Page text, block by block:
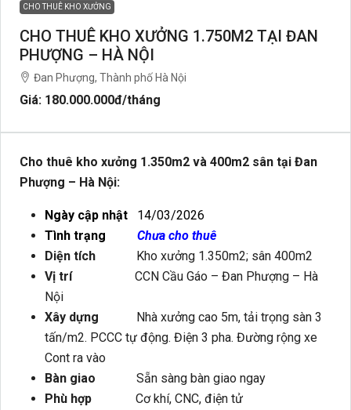
CHO THUÊ KHO XƯỞNG
CHO THUÊ KHO XƯỞNG 1.750M2 TẠI ĐAN
PHƯỢNG – HÀ NỘI
Đan Phượng, Thành phố Hà Nội
Giá: 180.000.000đ/tháng
Cho thuê kho xưởng 1.350m2 và 400m2 sân tại Đan
Phượng – Hà Nội:
Ngày cập nhật 14/03/2026
Tình trạng
Chưa cho thuê
Diện tích
Kho xưởng 1.350m2; sân 400m2
Vị trí
CCN Cầu Gáo – Đan Phượng – Hà
Nội
Xây dựng
Nhà xưởng cao 5m, tải trọng sàn 3
tấn/m2. PCCC tự động. Điện 3 pha. Đường rộng xe
Cont ra vào
Bàn giao Sẵn sàng bàn giao ngay
Phù hợp Cơ khí, CNC, điện tử